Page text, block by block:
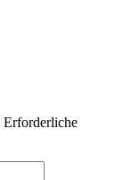
Erforderliche